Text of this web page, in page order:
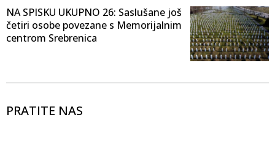
NA SPISKU UKUPNO 26: Saslušane još
četiri osobe povezane s Memorijalnim
centrom Srebrenica
PRATITE NAS